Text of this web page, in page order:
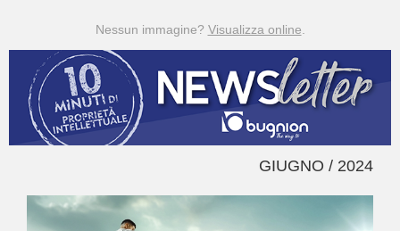
Nessun immagine? Visualizza online
GIUGNO / 2024